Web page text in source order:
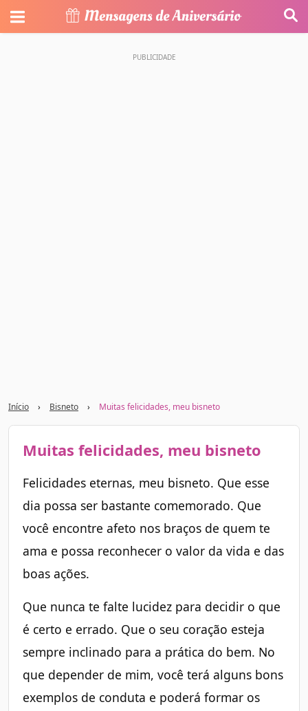
Início › Bisneto › Muitas felicidades, meu bisneto
Muitas felicidades, meu bisneto
Felicidades eternas, meu bisneto. Que esse
dia possa ser bastante comemorado. Que
você encontre afeto nos braços de quem te
ama e possa reconhecer o valor da vida e das
boas ações.
Que nunca te falte lucidez para decidir o que
é certo e errado. Que o seu coração esteja
sempre inclinado para a prática do bem. No
que depender de mim, você terá alguns bons
exemplos de conduta e poderá formar os